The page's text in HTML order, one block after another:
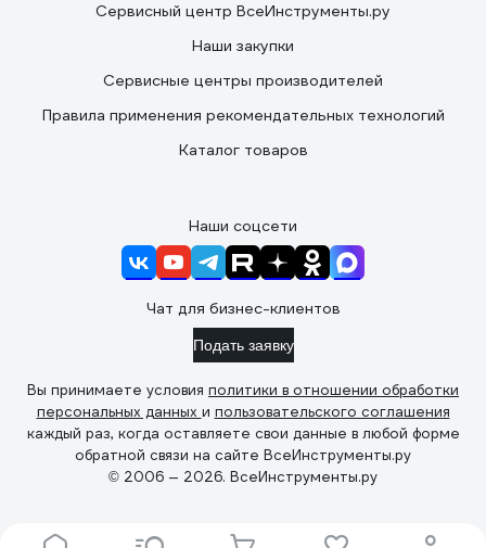
Сервисный центр ВсеИнструменты.ру
Наши закупки
Сервисные центры производителей
Правила применения рекомендательных технологий
Каталог товаров
Наши соцсети
Чат для бизнес-клиентов
Подать заявку
Вы принимаете условия политики в отношении обработки
персональных данных и пользовательского соглашения
каждый раз, когда оставляете свои данные в любой форме
обратной связи на сайте ВсеИнструменты.ру
© 2006 — 2026. ВсеИнструменты.ру